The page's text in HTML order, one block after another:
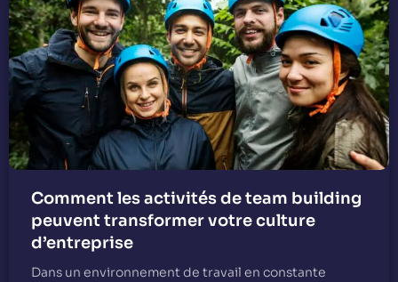
Comment les activités de team building
peuvent transformer votre culture
d’entreprise
Dans un environnement de travail en constante